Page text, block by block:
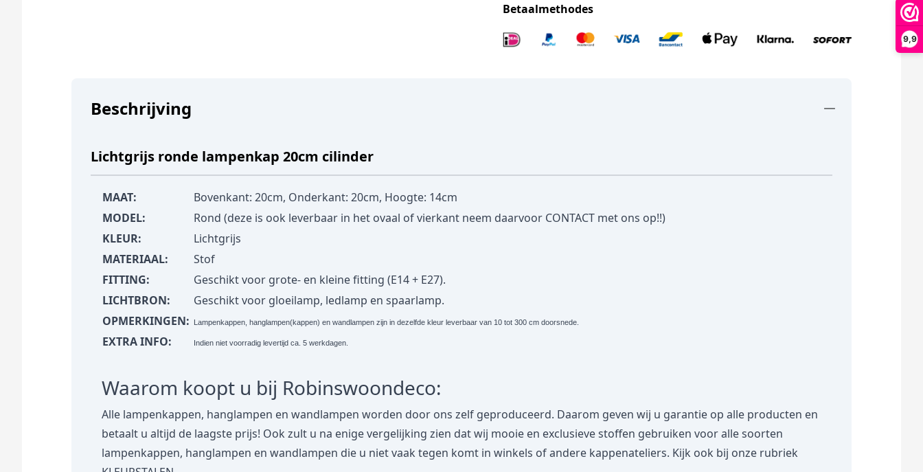
9,9
Betaalmethodes
Beschrijving
Lichtgrijs ronde lampenkap 20cm cilinder
MAAT:
Bovenkant: 20cm, Onderkant: 20cm, Hoogte: 14cm
MODEL:
Rond (deze is ook leverbaar in het ovaal of vierkant neem daarvoor CONTACT met ons op!!)
KLEUR:
Lichtgrijs
MATERIAAL:
Stof
FITTING:
Geschikt voor grote- en kleine fitting (E14 + E27).
LICHTBRON:
Geschikt voor gloeilamp, ledlamp en spaarlamp.
OPMERKINGEN:
Lampenkappen, hanglampen(kappen) en wandlampen zijn in dezelfde kleur leverbaar van 10 tot 300 cm doorsnede.
EXTRA INFO: Indien niet voorradig levertijd ca. 5 werkdagen.
Waarom koopt u bij Robinswoondeco:
Alle lampenkappen, hanglampen en wandlampen worden door ons zelf geproduceerd. Daarom geven wij u garantie op alle producten en
betaalt u altijd de laagste prijs! Ook zult u na enige vergelijking zien dat wij mooie en exclusieve stoffen gebruiken voor alle soorten
lampenkappen, hanglampen en wandlampen die u niet vaak tegen komt in winkels of andere kappenateliers. Kijk ook bij onze rubriek